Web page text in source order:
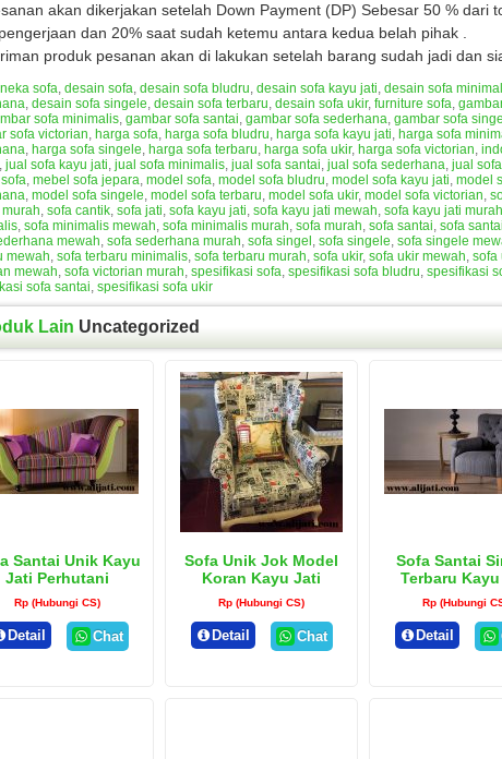
akan dikerjakan setelah Down Payment (DP) Sebesar 50 % dari
dan 20% saat sudah ketemu antara kedua belah pihak .
produk pesanan akan di lakukan setelah barang sudah jadi dan
sofa, desain sofa, desain sofa bludru, desain sofa kayu jati, desain sofa
, desain sofa singele, desain sofa terbaru, desain sofa ukir, furniture sofa,
sofa minimalis, gambar sofa santai, gambar sofa sederhana, gambar sofa
sofa victorian, harga sofa, harga sofa bludru, harga sofa kayu jati, harga sofa
, harga sofa singele, harga sofa terbaru, harga sofa ukir, harga sofa victorian,
, jual sofa kayu jati, jual sofa minimalis, jual sofa santai, jual sofa sederhana, jual
, mebel sofa jepara, model sofa, model sofa bludru, model sofa kayu jati, model
, model sofa singele, model sofa terbaru, model sofa ukir, model sofa victorian,
, sofa cantik, sofa jati, sofa kayu jati, sofa kayu jati mewah, sofa kayu jati murah
, sofa minimalis mewah, sofa minimalis murah, sofa murah, sofa santai, sofa
mewah, sofa sederhana murah, sofa singel , sofa singele, sofa singele
mewah, sofa terbaru minimalis, sofa terbaru murah, sofa ukir, sofa ukir mewah, sofa
mewah, sofa victorian murah, spesifikasi sofa, spesifikasi sofa bludru, spesifikasi
sofa santai, spesifikasi sofa ukir
Lain Uncategorized
Santai Unik Kayu
Jati Perhutani
Rp (Hubungi CS)
Detail Chat
Sofa Unik Jok Model
Koran Kayu Jati
Rp (Hubungi CS)
Detail Chat
Sofa Santai
Terbaru
Rp (Hubungi
Detail